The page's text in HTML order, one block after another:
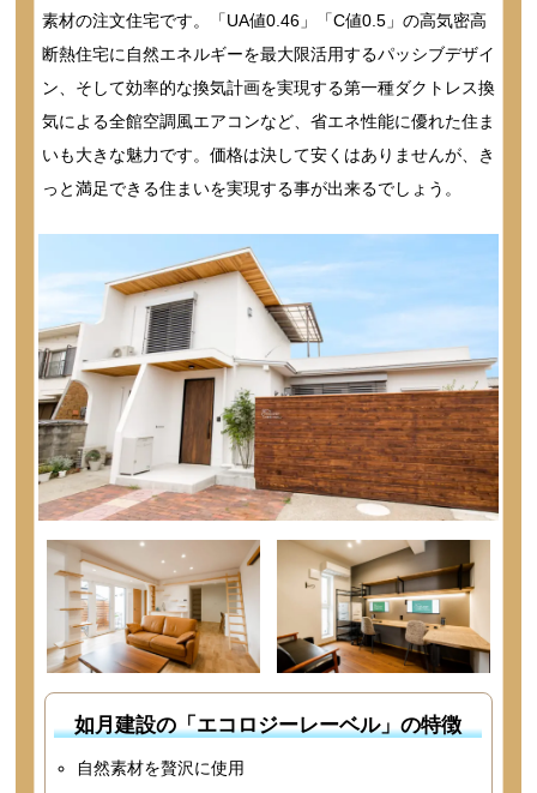
素材の注文住宅です。「UA値0.46」「C値0.5」の高気密高
断熱住宅に自然エネルギーを最大限活用するパッシブデザイ
ン、そして効率的な換気計画を実現する第一種ダクトレス換
気による全館空調風エアコンなど、省エネ性能に優れた住ま
いも大きな魅力です。価格は決して安くはありませんが、き
っと満足できる住まいを実現する事が出来るでしょう。
如月建設の「エコロジーレーベル」の特徴
自然素材を贅沢に使用